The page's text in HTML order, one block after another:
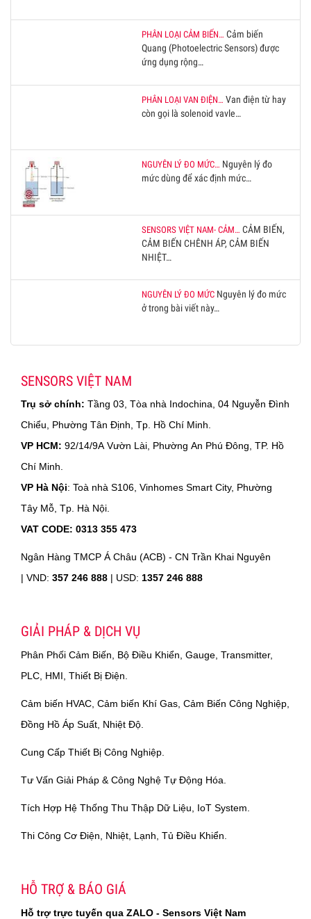
PHÂN LOẠI CẢM BIẾN… Cảm biến
Quang (Photoelectric Sensors) được
ứng dụng rộng…
PHÂN LOẠI VAN ĐIỆN… Van điện từ hay
còn gọi là solenoid vavle…
NGUYÊN LÝ ĐO MỨC… Nguyên lý đo
mức dùng để xác định mức…
SENSORS VIỆT NAM- CẢM… CẢM BIẾN,
CẢM BIẾN CHÊNH ÁP, CẢM BIẾN
NHIỆT…
NGUYÊN LÝ ĐO MỨC Nguyên lý đo mức
ở trong bài viết này…
SENSORS VIỆT NAM
Trụ sở chính: Tầng 03, Tòa nhà Indochina, 04 Nguyễn Đình
Chiểu, Phường Tân Định, Tp. Hồ Chí Minh.
VP HCM: 92/14/9A Vườn Lài, Phường An Phú Đông, TP. Hồ
Chí Minh.
VP Hà Nội: Toà nhà S106, Vinhomes Smart City, Phường
Tây Mỗ, Tp. Hà Nội.
VAT CODE: 0313 355 473
Ngân Hàng TMCP Á Châu (ACB) - CN Trần Khai Nguyên
| VND: 357 246 888 | USD: 1357 246 888
GIẢI PHÁP & DỊCH VỤ
Phân Phối Cảm Biến, Bộ Điều Khiển, Gauge, Transmitter,
PLC, HMI, Thiết Bị Điện.
Cảm biến HVAC, Cảm biến Khí Gas, Cảm Biến Công Nghiệp,
Đồng Hồ Áp Suất, Nhiệt Độ.
Cung Cấp Thiết Bị Công Nghiệp.
Tư Vấn Giải Pháp & Công Nghệ Tự Động Hóa.
Tích Hợp Hệ Thống Thu Thập Dữ Liệu, IoT System.
Thi Công Cơ Điện, Nhiệt, Lạnh, Tủ Điều Khiển.
HỖ TRỢ & BÁO GIÁ
Hỗ trợ trực tuyến qua ZALO - Sensors Việt Nam